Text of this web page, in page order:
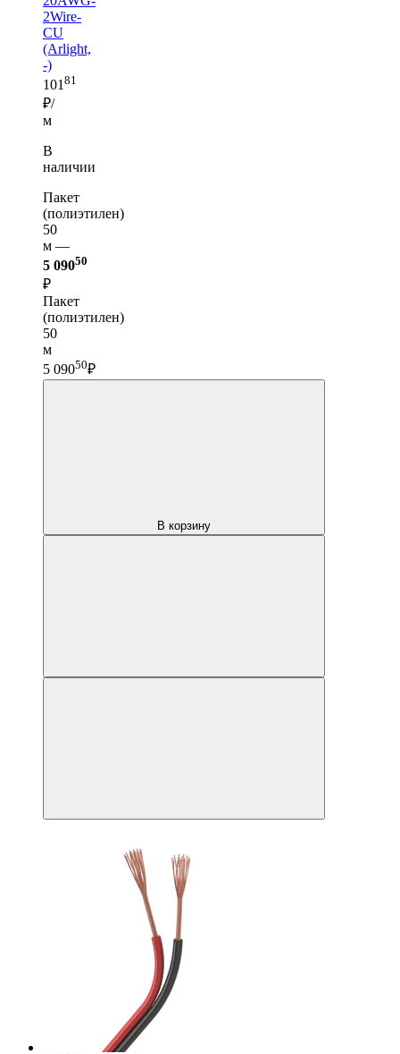
2Wire-
CU
(Arlight,
-)
101 81
₽/
м
В
наличии
Пакет
(полиэтилен)
50
м —
5 09050
₽
Пакет
(полиэтилен)
50
м
5 09050₽
В корзину